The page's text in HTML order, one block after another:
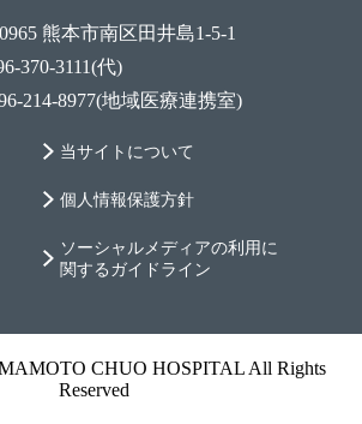
熊本市南区田井島1-5-1
370-3111(代)
214-8977(地域医療連携室)
当サイトについて
個人情報保護方針
ソーシャルメディアの利用に
関するガイドライン
CHUO HOSPITAL All Rights
Reserved